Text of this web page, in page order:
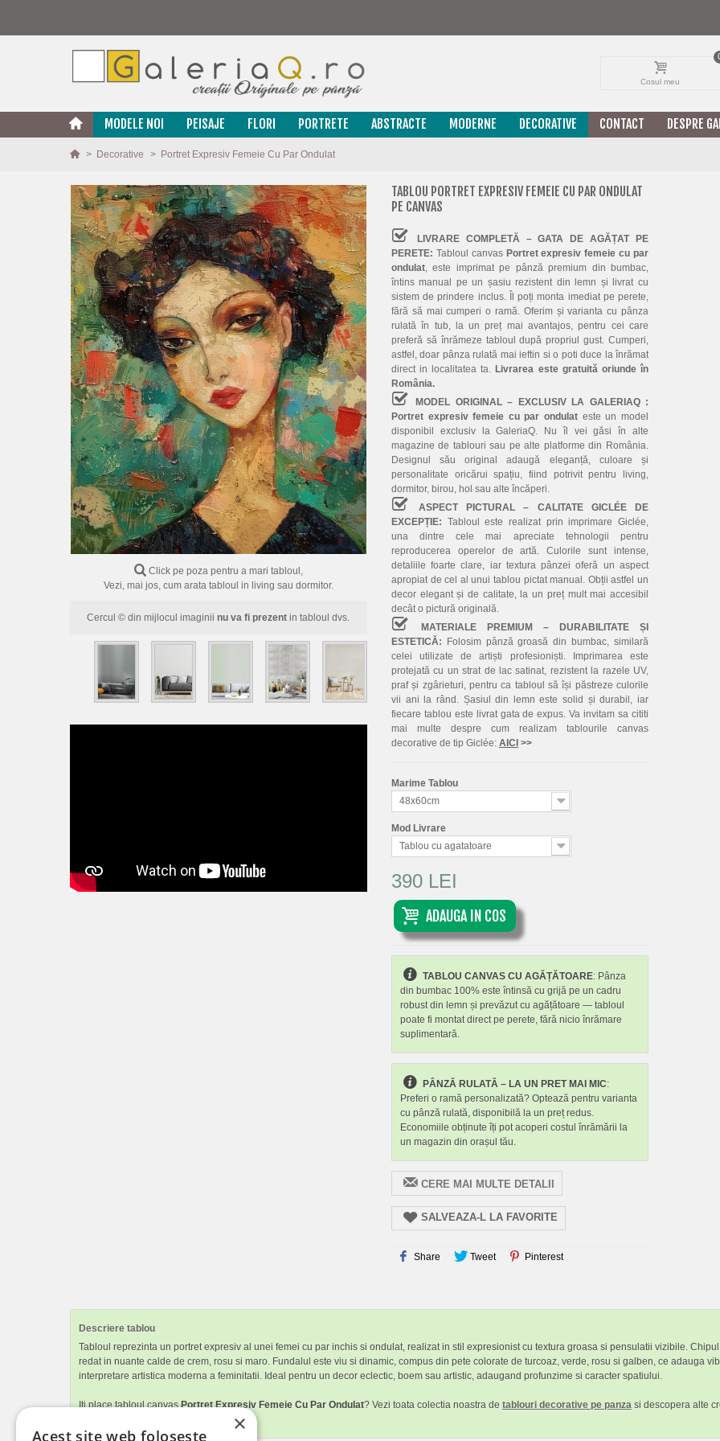
Cosul meu
MODELE NOI PEISAJE FLORI PORTRETE ABSTRACTE MODERNE DECORATIVE CONTACT DESPRE
> Decorative > Portret Expresiv Femeie Cu Par Ondulat
Click pe poza pentru a mari tabloul,
Vezi, mai jos, cum arata tabloul in living sau dormitor.
Cercul © din mijlocul imaginiinu va fi prezent in tabloul dvs.
TABLOU PORTRET EXPRESIV FEMEIE CU PAR ONDULAT
PE CANVAS
LIVRARE COMPLETĂ – GATA DE AGĂȚAT PE
PERETE: Tabloul canvas Portret expresiv femeie cu par
ondulat, este imprimat pe pânză premium din bumbac,
întins manual pe un șasiu rezistent din lemn și livrat cu
sistem de prindere inclus. Îl poți monta imediat pe perete,
fără să mai cumperi o ramă. Oferim și varianta cu pânza
rulată în tub, la un preț mai avantajos, pentru cei care
preferă să înrămeze tabloul după propriul gust. Cumperi,
astfel, doar pânza rulată mai ieftin si o poti duce la înrămat
direct in localitatea ta.Livrarea este gratuită oriunde în
România.
MODEL ORIGINAL – EXCLUSIV LA GALERIAQ :
Portret expresiv femeie cu par ondulat este un model
disponibil exclusiv la GaleriaQ. Nu îl vei găsi în alte
magazine de tablouri sau pe alte platforme din România.
Designul său original adaugă eleganță, culoare și
personalitate oricărui spațiu, fiind potrivit pentru living,
dormitor, birou, hol sau alte încăperi.
ASPECT PICTURAL – CALITATE GICLÉE DE
EXCEPȚIE: Tabloul este realizat prin imprimare Giclée,
una dintre cele mai apreciate tehnologii pentru
reproducerea operelor de artă. Culorile sunt intense,
detaliile foarte clare, iar textura pânzei oferă un aspect
apropiat de cel al unui tablou pictat manual. Obții astfel un
decor elegant și de calitate, la un preț mult mai accesibil
decât o pictură originală.
MATERIALE PREMIUM – DURABILITATE ȘI
ESTETICĂ: Folosim pânză groasă din bumbac, similară
celei utilizate de artiști profesioniști. Imprimarea este
protejată cu un strat de lac satinat, rezistent la razele UV,
praf și zgârieturi, pentru ca tabloul să își păstreze culorile
vii ani la rând. Șasiul din lemn este solid și durabil, iar
fiecare tablou este livrat gata de expus. Va invitam sa cititi
mai multe despre cum realizam tablourile canvas
decorative de tip Giclée: AICI>>
Marime Tablou
48x60cm
Mod Livrare
Tablou cu agatatoare
390 LEI
ADAUGA IN COS
TABLOU CANVAS CU AGĂȚĂTOARE: Pânza
din bumbac 100% este întinsă cu grijă pe un cadru
robust din lemn și prevăzut cu agățătoare — tabloul
poate fi montat direct pe perete, fără nicio înrămare
suplimentară.
PÂNZĂ RULATĂ – LA UN PRET MAI MIC:
Preferi o ramă personalizată? Optează pentru varianta
cu pânză rulată, disponibilă la un preț redus.
Economiile obținute îți pot acoperi costul înrămării la
un magazin din orașul tău.
CERE MAI MULTE DETALII
SALVEAZA-L LA FAVORITE
Share Tweet Pinterest
Descriere tablou
Tabloul reprezinta un portret expresiv al unei femei cu par inchis si ondulat, realizat in stil expresionist cu textura groasa si pensulatii vizibile.
redat in nuante calde de crem, rosu si maro. Fundalul este viu si dinamic, compus din pete colorate de turcoaz, verde, rosu si galben, ce adauga
interpretare artistica moderna a feminitatii. Ideal pentru un decor eclectic, boem sau artistic, adaugand profunzime si caracter spatiului.
Iti place tabloul canvasPortret Expresiv Femeie Cu Par Ondulat? Vezi toata colectia noastra de tablouri decorative pe panza si descopera alte
×
Acest site web folosește